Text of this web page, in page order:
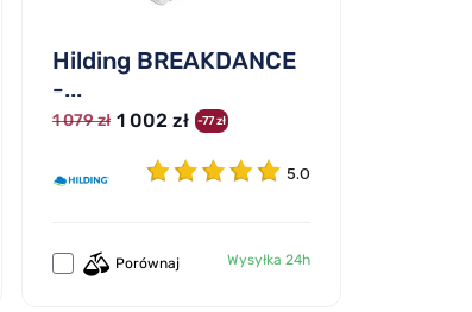
Hilding BREAKDANCE
-...
1 079 zł 1 002 zł -77 zł
5.0
Porównaj Wysyłka 24h